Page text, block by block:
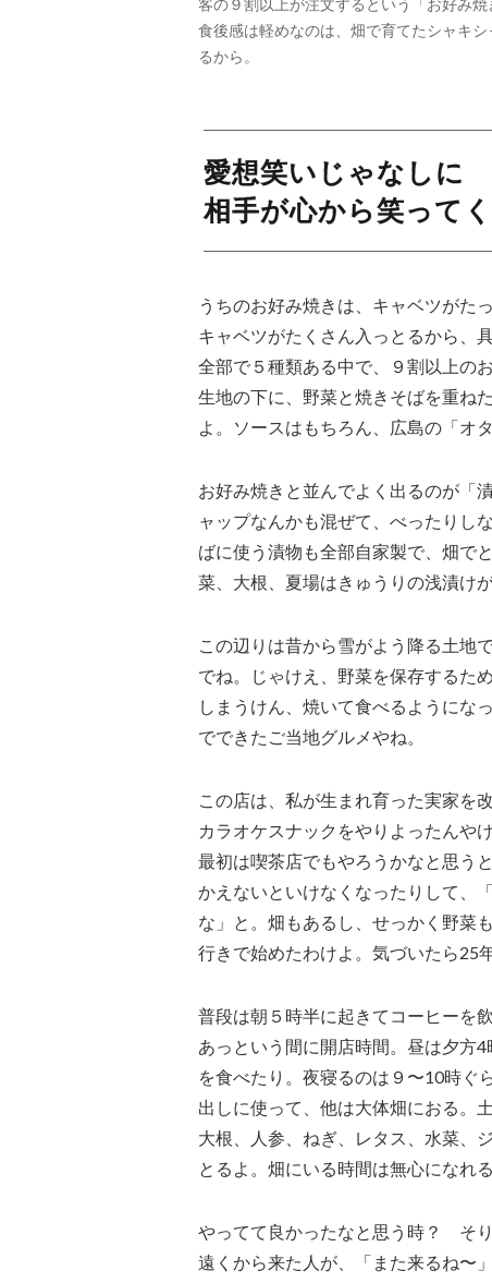
客の９割以上が注文するという「お好み
食後感は軽めなのは、畑で育てたシャキ
るから。
愛想笑いじゃなしに
相手が心から笑って
うちのお好み焼きは、キャベツがた
キャベツがたくさん入っとるから、
全部で５種類ある中で、９割以上の
生地の下に、野菜と焼きそばを重ね
よ。ソースはもちろん、広島の「オ
お好み焼きと並んでよく出るのが「
ャップなんかも混ぜて、べったりし
ばに使う漬物も全部自家製で、畑で
菜、大根、夏場はきゅうりの浅漬けが
この辺りは昔から雪がよう降る土地
でね。じゃけえ、野菜を保存するた
しまうけん、焼いて食べるようにな
でできたご当地グルメやね。
この店は、私が生まれ育った実家を
カラオケスナックをやりよったんや
最初は喫茶店でもやろうかなと思う
かえないといけなくなったりして、
な」と。畑もあるし、せっかく野菜
行きで始めたわけよ。気づいたら25
普段は朝５時半に起きてコーヒーを
あっという間に開店時間。昼は夕方
を食べたり。夜寝るのは９〜10時ぐ
出しに使って、他は大体畑におる。
大根、人参、ねぎ、レタス、水菜、
とるよ。畑にいる時間は無心になれ
やってて良かったなと思う時？ そ
遠くから来た人が、「また来るね〜